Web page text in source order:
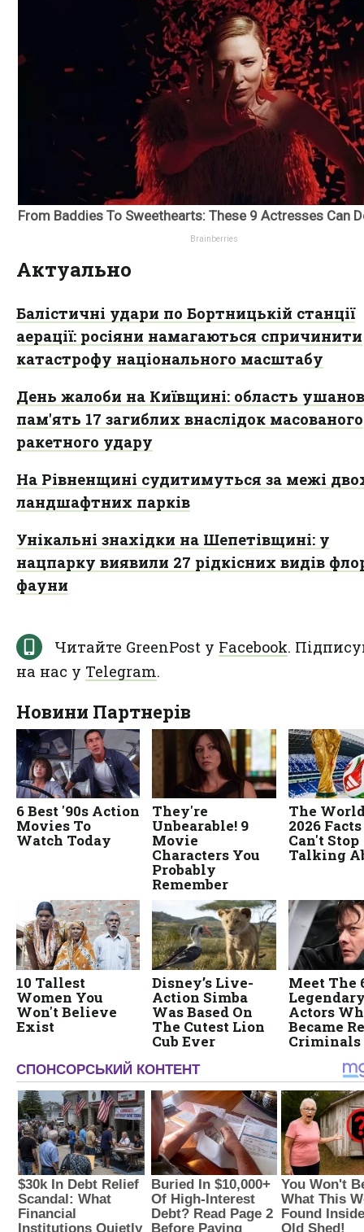
Актуально
Балістичні удари по Бортницькій станції
аерації: росіяни намагаються спричинити
катастрофу національного масштабу
День жалоби на Київщині: область
пам'ять 17 загиблих внаслідок масованого
ракетного удару
На Рівненщині судитимуться за межі
ландшафтних парків
Унікальні знахідки на Шепетівщині: у
нацпарку виявили 27 рідкісних видів
фауни
Читайте GreenPost у Facebook.
на нас у Telegram.